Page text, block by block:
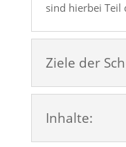
sind hierbei Teil
Ziele der
Inhalte: